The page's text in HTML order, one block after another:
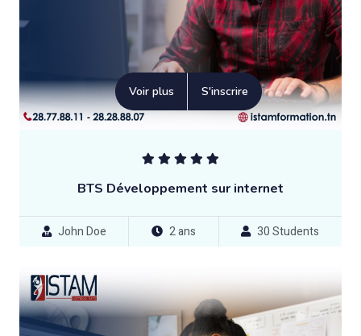
Voir plus S'inscrire
BTS Développement sur internet
John Doe 2 ans 30 Students